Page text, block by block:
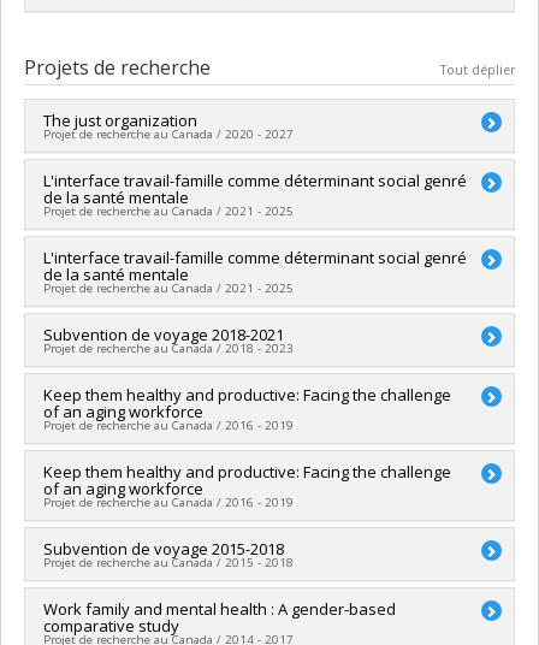
Cycle : Maîtrise
Diplôme obtenu :M. Sc.
Lien vers le document dans Papyrus
Projets de recherche Tout déplier
The just organization
Projet de recherche au Canada / 2020 - 2027
Chercheur principal :Victor Haines
Co-chercheurs :Alain Marchand,Sylvie Guerrero
Sources de financement :
Programmes de subvention :PVXXXXXX-Subvention Savoir
L'interface travail-famille comme déterminant social genré
de la santé mentale
Projet de recherche au Canada / 2021 - 2025
Chercheur principal :Amélie Quesnel-Vallée
Co-chercheurs :Victor Haines ,Nancy Beauregard
Sources de financement :
Programmes de subvention :PVXX5647-(MOP) Subvention de
fonctionnement incluant les subventions de fonctionnement
programmatiques (général)
L'interface travail-famille comme déterminant social genré
de la santé mentale
Projet de recherche au Canada / 2021 - 2025
Chercheur principal :Amélie Quesnel-Vallée
Co-chercheurs :Victor Haines ,Nancy Beauregard
Bilodeau
Sources de financement :IRSC/Instituts de recherche en
santé du Canada
Programmes de subvention :PVXXXXXX-(PJT) Subvention
Projet
Subvention de voyage 2018-2021
Projet de recherche au Canada / 2018 - 2023
Chercheur principal :Victor Haines
Sources de financement :CRSH/Conseil de recherches en
sciences humaines du Canada
d'échange de connaissances
Keep them healthy and productive: Facing the challenge
of an aging workforce
Projet de recherche au Canada / 2016 - 2019
Chercheur principal :Alain Marchand
Co-chercheurs :Alain Lesage Pierre Durand
Boudarbat
Sources de financement :CRSH/Conseil de recherches en
sciences humaines du Canada
Programmes de subvention :PVX99097-Subvention de
développement de partenariat
Keep them healthy and productive: Facing the challenge
of an aging workforce
Projet de recherche au Canada / 2016 - 2019
Chercheur principal :Alain Marchand
Co-chercheurs :Alain Lesage ,Pierre Durand
Boudarbat,Victor Haines,Nancy Beauregard,Christian
Gérard Voirol
Sources de financement :IRSC/Instituts de recherche en
Subvention de voyage 2015-2018
Projet de recherche au Canada / 2015 - 2018
Chercheur principal : Victor Haines
Sources de financement :CRSH/Conseil de recherches en
Work family and mental health : A gender-based
comparative study
Projet de recherche au Canada / 2014 - 2017